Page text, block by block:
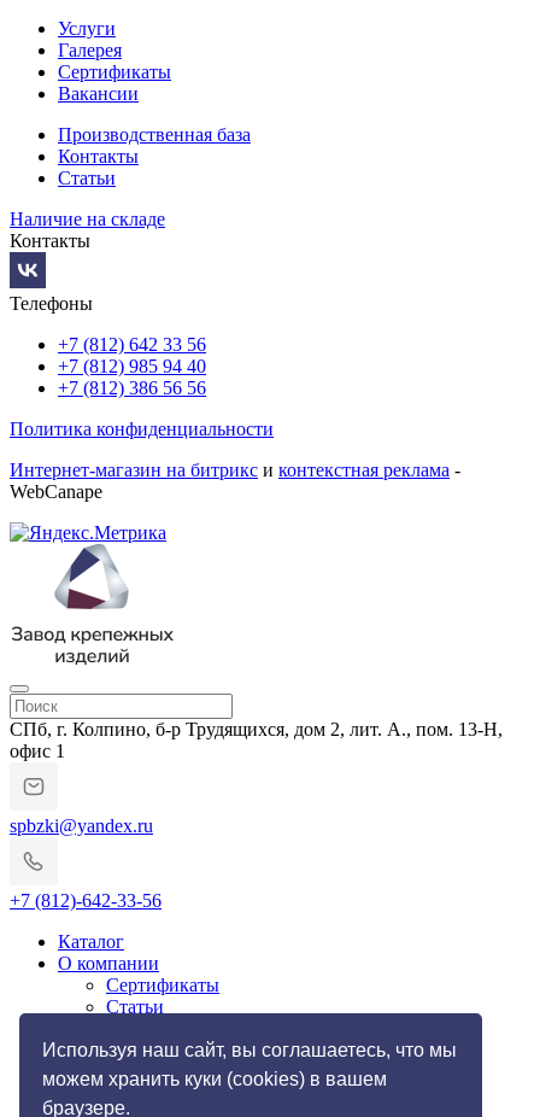
Используя наш сайт, вы соглашаетесь, что мы
можем хранить куки (cookies) в вашем
браузере.
Услуги
Галерея
Сертификаты
Вакансии
Производственная база
Контакты
Статьи
Наличие на складе
Контакты
Телефоны
+7 (812) 642 33 56
+7 (812) 985 94 40
+7 (812) 386 56 56
Политика конфиденциальности
Интернет-магазин на битрикс и контекстная реклама -
WebCanape
СПб, г. Колпино, б-р Трудящихся, дом 2, лит. А., пом. 13-Н,
офис 1
spbzki@yandex.ru
+7 (812)-642-33-56
Каталог
О компании
Сертификаты
Статьи
Импортозамещение
Услуги
Резьбонакатные работы